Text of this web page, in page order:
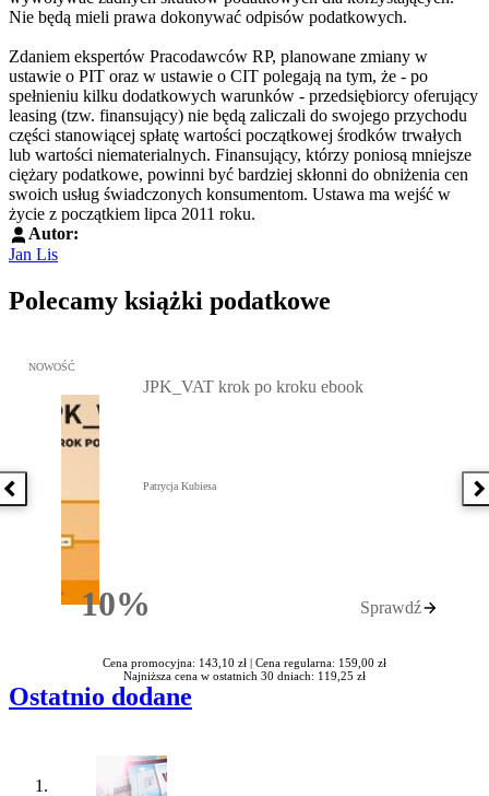
Nie będą mieli prawa dokonywać odpisów podatkowych.
Zdaniem ekspertów Pracodawców RP, planowane zmiany w
ustawie o PIT oraz w ustawie o CIT polegają na tym, że - po
spełnieniu kilku dodatkowych warunków - przedsiębiorcy oferujący
leasing (tzw. finansujący) nie będą zaliczali do swojego przychodu
części stanowiącej spłatę wartości początkowej środków trwałych
lub wartości niematerialnych. Finansujący, którzy poniosą mniejsze
ciężary podatkowe, powinni być bardziej skłonni do obniżenia cen
swoich usług świadczonych konsumentom. Ustawa ma wejść w
życie z początkiem lipca 2011 roku.
Autor:
Jan Lis
Polecamy książki podatkowe
Poprzednia książka
Przejdź do: JPK_VAT krok po kroku ebook, Patrycja Kubiesa -
NOWOŚĆ
10%Rabatu
JPK_VAT krok po kroku ebook
Patrycja Kubiesa
Sprawdź
Cena promocyjna: 143,10 zł | Cena regularna: 159,00 zł
Najniższa cena w ostatnich 30 dniach: 119,25 zł
Ostatnio dodane